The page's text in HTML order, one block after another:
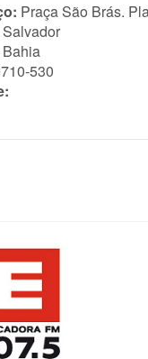
Praça São Brás.
Salvador
Bahia
530